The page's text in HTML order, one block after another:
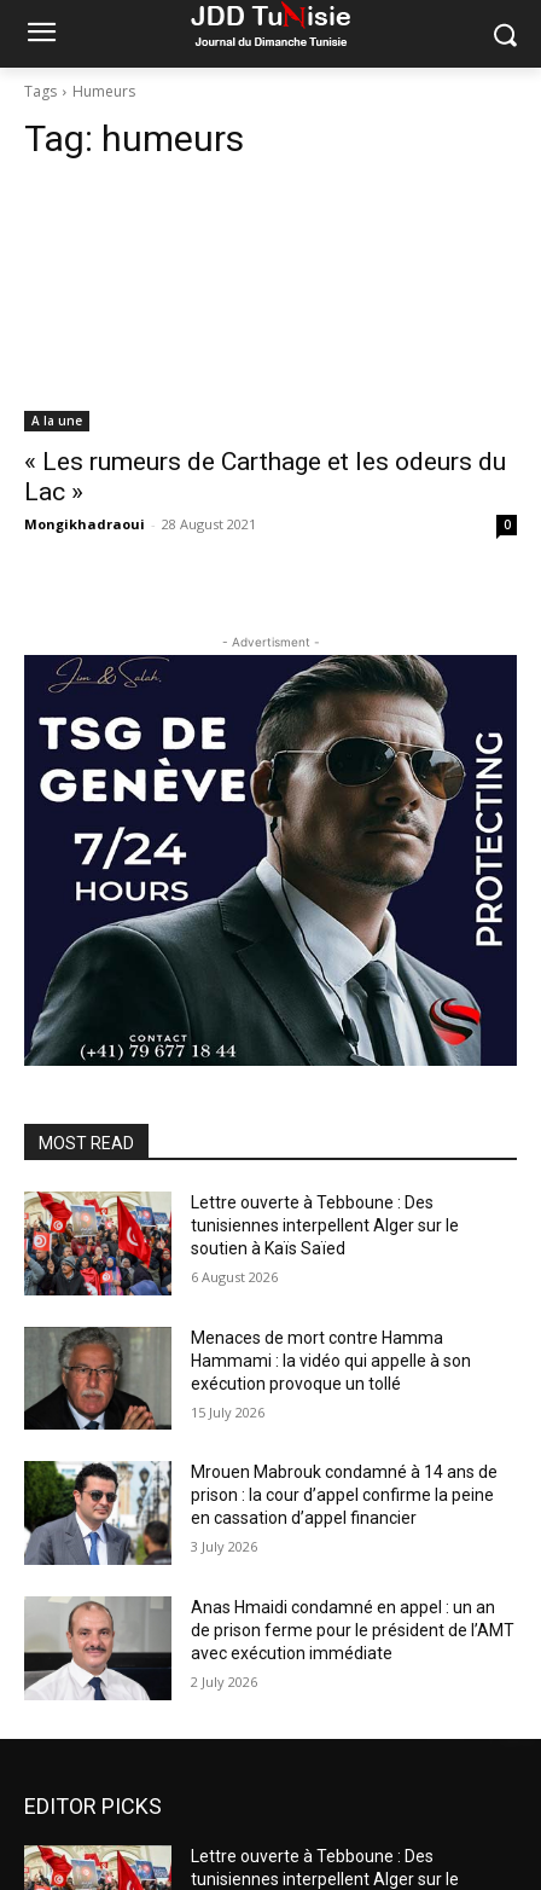
Tags Humeurs
Tag: humeurs
A la une
« Les rumeurs de Carthage et les odeurs du
Lac »
Mongikhadraoui - 28 August 2021 0
- Advertisment -
MOST READ
Lettre ouverte à Tebboune : Des
tunisiennes interpellent Alger sur le
soutien à Kaïs Saïed
6 August 2026
Menaces de mort contre Hamma
Hammami : la vidéo qui appelle à son
exécution provoque un tollé
15 July 2026
Mrouen Mabrouk condamné à 14 ans de
prison : la cour d’appel confirme la peine
en cassation d’appel financier
3 July 2026
Anas Hmaidi condamné en appel : un an
de prison ferme pour le président de l’AMT
avec exécution immédiate
2 July 2026
EDITOR PICKS
Lettre ouverte à Tebboune : Des
tunisiennes interpellent Alger sur le